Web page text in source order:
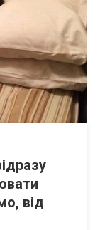
від